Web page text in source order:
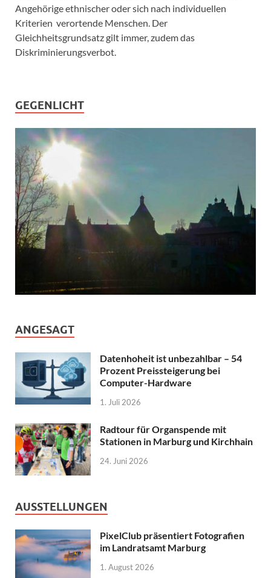
Angehörige ethnischer oder sich nach individuellen
Kriterien verortende Menschen. Der
Gleichheitsgrundsatz gilt immer, zudem das
Diskriminierungsverbot.
GEGENLICHT
ANGESAGT
Datenhoheit ist unbezahlbar – 54
Prozent Preissteigerung bei
Computer-Hardware
1. Juli 2026
Radtour für Organspende mit
Stationen in Marburg und Kirchhain
24. Juni 2026
AUSSTELLUNGEN
PixelClub präsentiert Fotografien
im Landratsamt Marburg
1. August 2026